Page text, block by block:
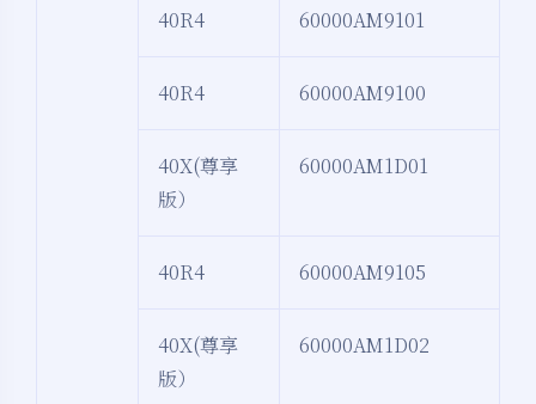
40R4 60000AM9101
40R4 60000AM9100
40X(尊享
版）
60000AM1D01
40R4 60000AM9105
40X(尊享
版）
60000AM1D02